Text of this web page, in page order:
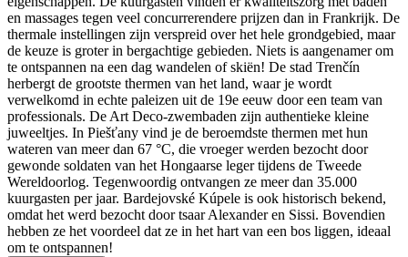
en massages tegen veel concurrerendere prijzen dan in Frankrijk. De
thermale instellingen zijn verspreid over het hele grondgebied, maar
de keuze is groter in bergachtige gebieden. Niets is aangenamer om
te ontspannen na een dag wandelen of skiën! De stad Trenčín
herbergt de grootste thermen van het land, waar je wordt
verwelkomd in echte paleizen uit de 19e eeuw door een team van
professionals. De Art Deco-zwembaden zijn authentieke kleine
juweeltjes. In Piešťany vind je de beroemdste thermen met hun
wateren van meer dan 67 °C, die vroeger werden bezocht door
gewonde soldaten van het Hongaarse leger tijdens de Tweede
Wereldoorlog. Tegenwoordig ontvangen ze meer dan 35.000
kuurgasten per jaar. Bardejovské Kúpele is ook historisch bekend,
omdat het werd bezocht door tsaar Alexander en Sissi. Bovendien
hebben ze het voordeel dat ze in het hart van een bos liggen, ideaal
om te ontspannen!